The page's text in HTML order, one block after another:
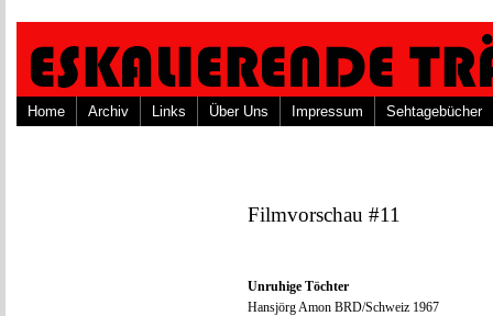
Home Archiv Links Über Uns Impressum Sehtagebücher
Filmvorschau #11
Unruhige Töchter
Hansjörg Amon BRD/Schweiz 1967